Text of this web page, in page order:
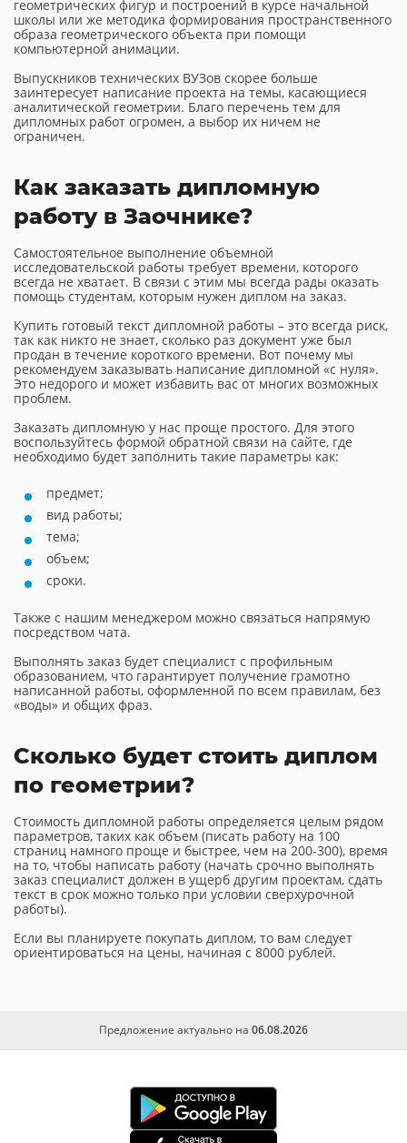
геометрических фигур и построений в курсе начальной
школы или же методика формирования пространственного
образа геометрического объекта при помощи
компьютерной анимации.
Выпускников технических ВУЗов скорее больше
заинтересует написание проекта на темы, касающиеся
аналитической геометрии. Благо перечень тем для
дипломных работ огромен, а выбор их ничем не
ограничен.
Как заказать дипломную
работу в Заочнике?
Самостоятельное выполнение объемной
исследовательской работы требует времени, которого
всегда не хватает. В связи с этим мы всегда рады оказать
помощь студентам, которым нужен диплом на заказ.
Купить готовый текст дипломной работы – это всегда риск,
так как никто не знает, сколько раз документ уже был
продан в течение короткого времени. Вот почему мы
рекомендуем заказывать написание дипломной «с нуля».
Это недорого и может избавить вас от многих возможных
проблем.
Заказать дипломную у нас проще простого. Для этого
воспользуйтесь формой обратной связи на сайте, где
необходимо будет заполнить такие параметры как:
предмет;
вид работы;
тема;
объем;
сроки.
Также с нашим менеджером можно связаться напрямую
посредством чата.
Выполнять заказ будет специалист с профильным
образованием, что гарантирует получение грамотно
написанной работы, оформленной по всем правилам, без
«воды» и общих фраз.
Сколько будет стоить диплом
по геометрии?
Стоимость дипломной работы определяется целым рядом
параметров, таких как объем (писать работу на 100
страниц намного проще и быстрее, чем на 200-300), время
на то, чтобы написать работу (начать срочно выполнять
заказ специалист должен в ущерб другим проектам, сдать
текст в срок можно только при условии сверхурочной
работы).
Если вы планируете покупать диплом, то вам следует
ориентироваться на цены, начиная с 8000 рублей.
Предложение актуально на 06.08.2026